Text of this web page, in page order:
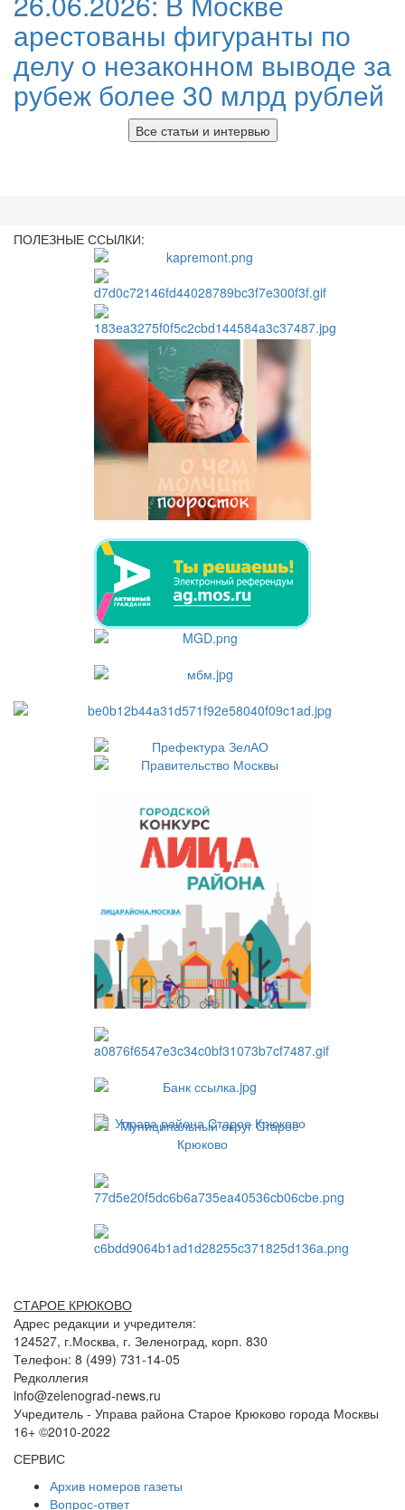
арестованы фигуранты по
делу о незаконном выводе за
рубеж более 30 млрд рублей
Все статьи и интервью
ПОЛЕЗНЫЕ ССЫЛКИ:
СТАРОЕ КРЮКОВО
Адрес редакции и учредителя:
124527, г.Москва, г. Зеленоград, корп. 830
Телефон: 8 (499) 731-14-05
Редколлегия
info@zelenograd-news.ru
Учредитель - Управа района Старое Крюково города Москвы
16+ ©2010-2022
СЕРВИС
Архив номеров газеты
Вопрос-ответ